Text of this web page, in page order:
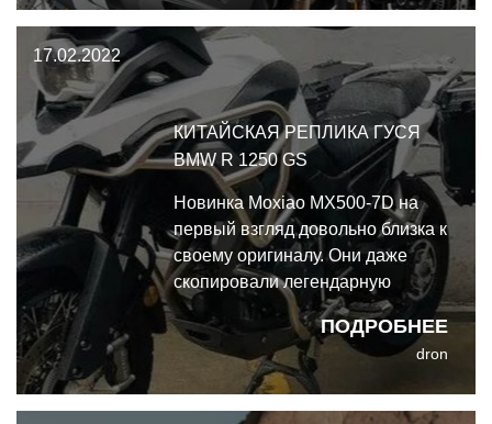
17.02.2022
КИТАЙСКАЯ РЕПЛИКА ГУСЯ
BMW R 1250 GS
ПОДРОБНЕЕ
Новинка Moxiao MX500-7D на
первый взгляд довольно близка к
своему оригиналу. Они даже
скопировали легендарную
асимметричную фару и
соответствующие панели
облицовки.
dron